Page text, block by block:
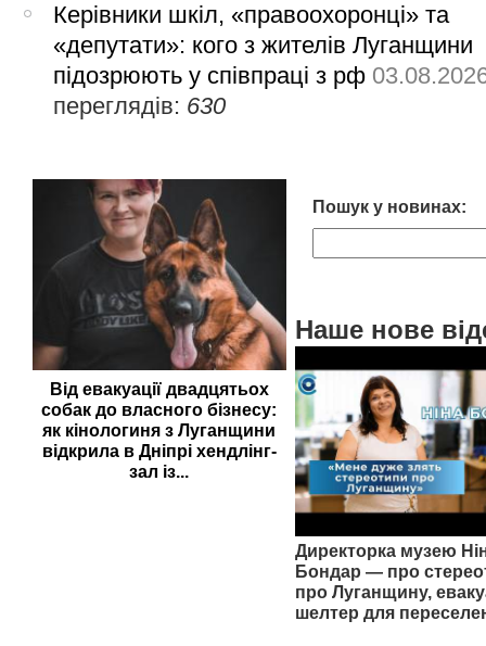
Керівники шкіл, «правоохоронці» та
«депутати»: кого з жителів Луганщини
підозрюють у співпраці з рф
переглядів: 630
Від евакуації двадцятьох
собак до власного бізнесу:
як кінологиня з Луганщини
відкрила в Дніпрі хендлінг-
зал із...
Пошук у новинах:
Наше нове
Директорка музею
Бондар — про
про Луганщину,
шелтер для